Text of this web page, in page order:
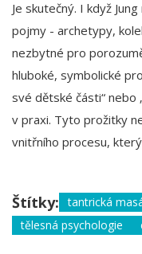
Je skutečný. I když
pojmy - archetypy,
nezbytné pro
hluboké, symbolické
své dětské části“ nebo
v praxi. Tyto prožitky
vnitřního procesu, který
Štítky: tantrická
tělesná psychologie